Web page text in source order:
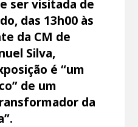
ser visitada de
das 13h00 às
da CM de
Silva,
é “um
de um
da